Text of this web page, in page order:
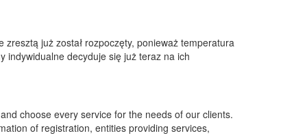
już został rozpoczęty, ponieważ temperatura
indywidualne decyduje się już teraz na ich
choose every service for the needs of our clients.
of registration, entities providing services,